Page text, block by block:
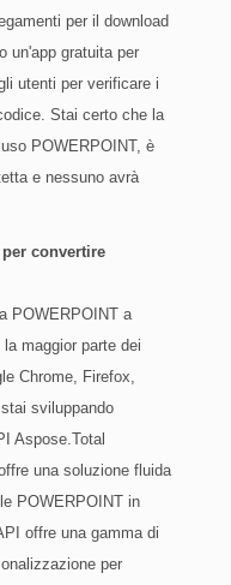
per il download
un'app gratuita per
utenti per verificare i
Stai certo che la
POWERPOINT, è
e nessuno avrà
convertire
POWERPOINT a
maggior parte dei
Chrome, Firefox,
sviluppando
Aspose.Total
una soluzione fluida
POWERPOINT in
offre una gamma di
per